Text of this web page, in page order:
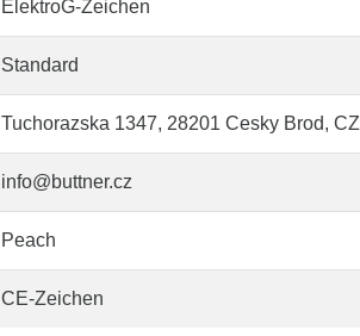
ElektroG-Zeichen
Standard
Tuchorazska 1347, 28201 Cesky Brod, CZ
info@buttner.cz
Peach
CE-Zeichen